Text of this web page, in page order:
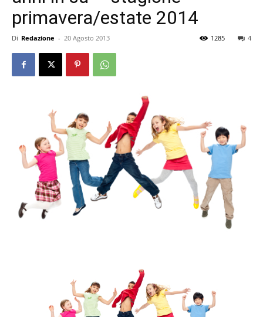
primavera/estate 2014
Di Redazione - 20 Agosto 2013 4
1285